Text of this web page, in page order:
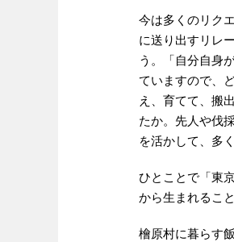
今は多くのリク
に送り出すリレ
う。「自分自身
ていますので、
え、育てて、搬
たか。先人や伐
を活かして、多
ひとことで「東
から生まれるこ
檜原村に暮らす